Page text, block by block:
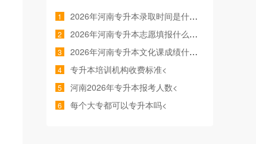
1 2026年河南专升本录取时间是什么时候<
2 2026年河南专升本志愿填报什么时间<
3 2026年河南专升本文化课成绩什么时候公布<
4 专升本培训机构收费标准<
5 河南2026年专升本报考人数<
6 每个大专都可以专升本吗<